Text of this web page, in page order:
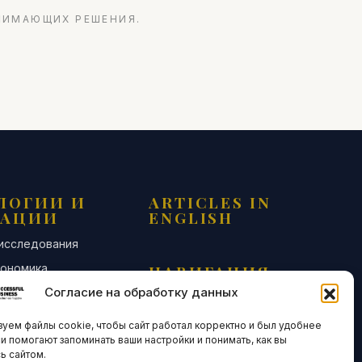
Согласие на обработку данных
файлы cookie, чтобы сайт работал корректно и был удобнее
помогают запоминать ваши настройки и понимать, как вы
сайтом.
РЕШЕНИЯ.
И ARTICLES IN
ENGLISH
НАВИГАЦИЯ
Архив материалов
Рекламные услуги
Оплата онлайн